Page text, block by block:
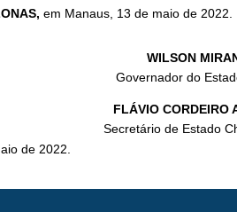
,em Manaus, 13 de maio de 2022.
WILSON
Governador do
FLÁVIO CORDEIRO
Secretário de Estado
de 2022.